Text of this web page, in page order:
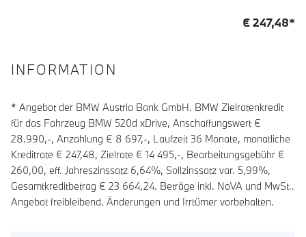
€247,48*
INFORMATION
* Angebot der BMW Austria Bank GmbH. BMW Zielratenkredit
für das Fahrzeug BMW 520d xDrive, Anschaffungswert €
28.990,-, Anzahlung € 8 697,-, Laufzeit36 Monate, monatliche
Kreditrate € 247,48, Zielrate € 14 495,-, Bearbeitungsgebühr €
260,00, eff. Jahreszinssatz 6,64%, Sollzinssatz var. 5,99%,
Gesamtkreditbetrag € 23 664,24. Beträge inkl. NoVA und MwSt..
Angebot freibleibend. Änderungen und Irrtümer vorbehalten.